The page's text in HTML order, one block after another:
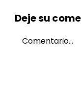
la
Deje su
Comment